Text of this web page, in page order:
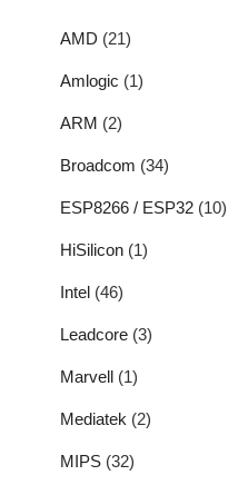
AMD (21)
Amlogic (1)
ARM (2)
Broadcom (34)
ESP8266 / ESP32 (10)
HiSilicon (1)
Intel (46)
Leadcore (3)
Marvell (1)
Mediatek (2)
MIPS (32)